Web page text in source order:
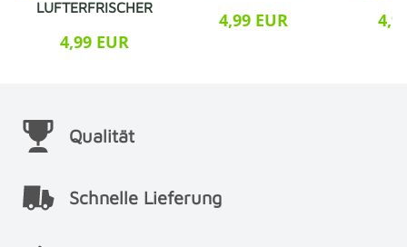
LUFTERFRISCHER
4,99 EUR
4,99 EUR
Qualität
Schnelle Lieferung